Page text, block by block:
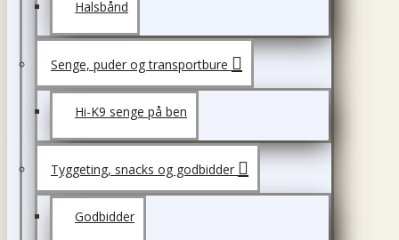
Halsbånd
Senge, puder og transportbure
Hi-K9 senge på ben
Tyggeting, snacks og godbidder
Godbidder